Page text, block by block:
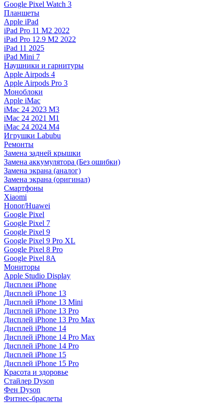
Google Pixel Watch 3
Планшеты
Apple iPad
iPad Pro 11 M2 2022
iPad Pro 12.9 M2 2022
iPad 11 2025
iPad Mini 7
Наушники и гарнитуры
Apple Airpods 4
Apple Airpods Pro 3
Моноблоки
Apple iMac
iMac 24 2023 M3
iMac 24 2021 M1
iMac 24 2024 M4
Игрушки Labubu
Ремонты
Замена задней крышки
Замена аккумулятора (Без ошибки)
Замена экрана (аналог)
Замена экрана (оригинал)
Смартфоны
Xiaomi
Honor/Huawei
Google Pixel
Google Pixel 7
Google Pixel 9
Google Pixel 9 Pro XL
Google Pixel 8 Pro
Google Pixel 8A
Мониторы
Apple Studio Display
Дисплеи iPhone
Дисплей iPhone 13
Дисплей iPhone 13 Mini
Дисплей iPhone 13 Pro
Дисплей iPhone 13 Pro Max
Дисплей iPhone 14
Дисплей iPhone 14 Pro Max
Дисплей iPhone 14 Pro
Дисплей iPhone 15
Дисплей iPhone 15 Pro
Красота и здоровье
Стайлер Dyson
Фен Dyson
Фитнес-браслеты